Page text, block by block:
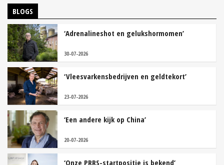
BLOGS
‘Adrenalineshot en gelukshormomen’
30-07-2026
‘Vleesvarkensbedrijven en geldtekort’
23-07-2026
‘Een andere kijk op China’
20-07-2026
‘Onze PRRS-startpositie is bekend’